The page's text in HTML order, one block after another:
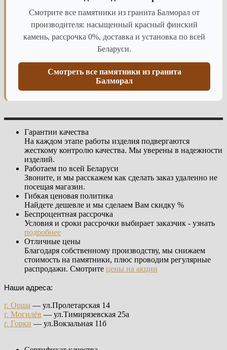
Смотрите все памятники из гранита Балморал от
производителя: насыщенный красный финский
камень, рассрочка 0%, доставка и установка по всей
Беларуси.
Смотреть все памятники из гранита
Балморал
Гарантии качества
На каждом этапе работы изделия подвергаются
жесткому контролю качества. Мы уверены в надежности
изделий.
Работаем по всей Беларуси
Звоните, и мы расскажем как сделать заказ удаленно не
посещая магазин.
Гибкая ценовая политика
Найдете дешевле и мы сделаем Вам скидку %
Беспроцентная рассрочка
Условия и сроки рассрочки выбирает заказчик - узнать
подробнее
Отличные цены
Благодаря собственному производству, мы снижаем
стоимость на памятники, плюс проводим регулярные
распродажи. Смотрите цены на акции
Наши адреса:
г. Орша — ул.Пролетарская 14
г. Могилёв — ул.Тимирязевская 25а
г. Горки — ул.Вокзальная 11б